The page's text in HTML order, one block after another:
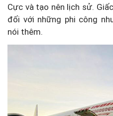
Cực và tạo nên lịch sử.
đối với những phi công
nói thêm.